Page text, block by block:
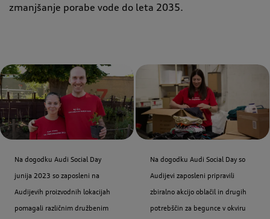
zmanjšanje porabe vode do leta 2035.
Na dogodku Audi Social Day
junija 2023 so zaposleni na
Audijevih proizvodnih lokacijah
pomagali različnim družbenim
Na dogodku Audi Social Day so
Audijevi zaposleni pripravili
zbiralno akcijo oblačil in drugih
potrebščin za begunce v okviru